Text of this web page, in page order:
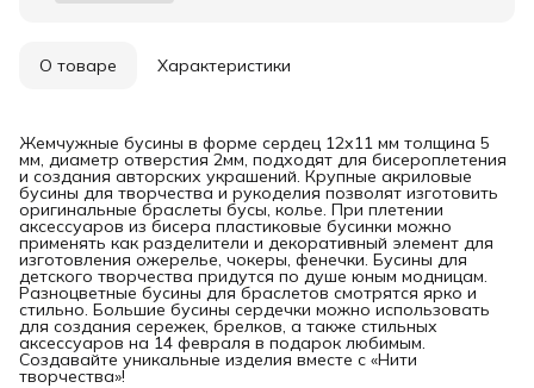
О товаре Характеристики
Жемчужные бусины в форме сердец 12х11 мм толщина 5
мм, диаметр отверстия 2мм, подходят для бисероплетения
и создания авторских украшений. Крупные акриловые
бусины для творчества и рукоделия позволят изготовить
оригинальные браслеты бусы, колье. При плетении
аксессуаров из бисера пластиковые бусинки можно
применять как разделители и декоративный элемент для
изготовления ожерелье, чокеры, фенечки. Бусины для
детского творчества придутся по душе юным модницам.
Разноцветные бусины для браслетов смотрятся ярко и
стильно. Большие бусины сердечки можно использовать
для создания сережек, брелков, а также стильных
аксессуаров на 14 февраля в подарок любимым.
Создавайте уникальные изделия вместе с «Нити
творчества»!